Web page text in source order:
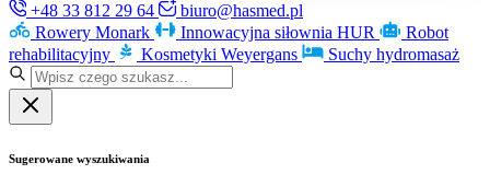
+48 33 812 29 64
biuro@hasmed.pl
Rowery Monark
Innowacyjna siłownia HUR
Robot
rehabilitacyjny
Kosmetyki Weyergans Suchy hydromasaż
Sugerowane wyszukiwania